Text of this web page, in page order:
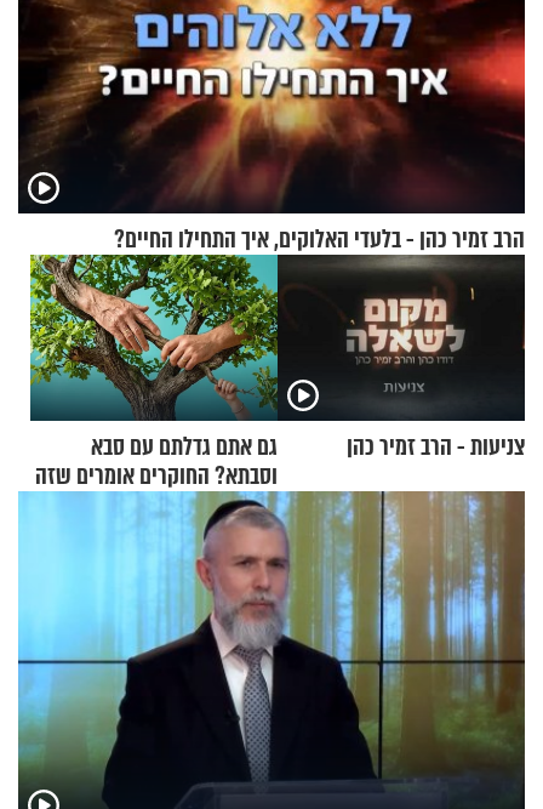
הרב זמיר כהן - בלעדי האלוקים, איך התחילו החיים?
צניעות - הרב זמיר כהן
גם אתם גדלתם עם סבא
וסבתא? החוקרים אומרים שזה
מתכון מנצח